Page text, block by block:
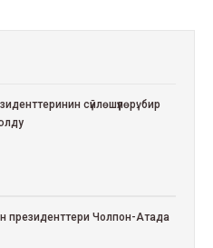
сүйлөшүүлөрү: бир
президенттери Чолпон-Атада